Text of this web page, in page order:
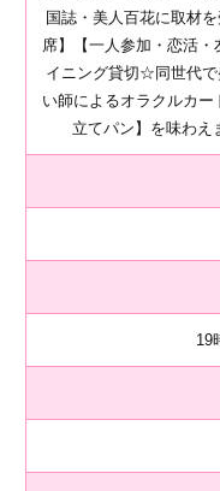
国誌・美人百花に取材
席】【一人参加・恋活
イニング貸切☆同世代
い師によるオラクルカ
立てパン】を味わえ
19